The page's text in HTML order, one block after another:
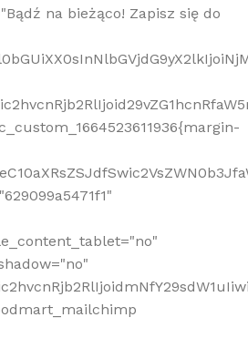
na bieżąco! Zapisz się do